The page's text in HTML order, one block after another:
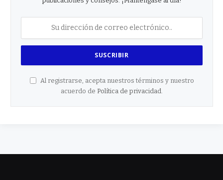
Al registrarse, acepta nuestros términos y nuestro
acuerdo de Política de privacidad